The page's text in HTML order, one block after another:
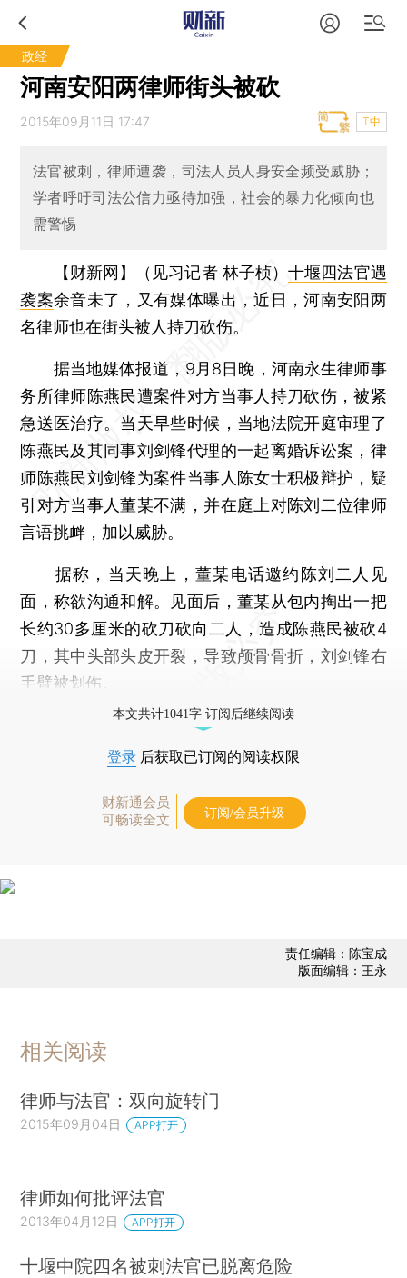
政经
河南安阳两律师街头被砍
2015年09月11日 17:47 T中
法官被刺，律师遭袭，司法人员人身安全频受威胁；
学者呼吁司法公信力亟待加强，社会的暴力化倾向也
需警惕
【财新网】（见习记者 林子桢）十堰四法官遇
袭案余音未了，又有媒体曝出，近日，河南安阳两
名律师也在街头被人持刀砍伤。
据当地媒体报道，9月8日晚，河南永生律师事
务所律师陈燕民遭案件对方当事人持刀砍伤，被紧
急送医治疗。当天早些时候，当地法院开庭审理了
陈燕民及其同事刘剑锋代理的一起离婚诉讼案，律
师陈燕民刘剑锋为案件当事人陈女士积极辩护，疑
引对方当事人董某不满，并在庭上对陈刘二位律师
言语挑衅，加以威胁。
据称，当天晚上，董某电话邀约陈刘二人见
面，称欲沟通和解。见面后，董某从包内掏出一把
长约30多厘米的砍刀砍向二人，造成陈燕民被砍4
刀，其中头部头皮开裂，导致颅骨骨折，刘剑锋右
手臂被划伤。
本文共计1041字 订阅后继续阅读
登录 后获取已订阅的阅读权限
财新通会员
可畅读全文
订阅/会员升级
责任编辑：陈宝成
版面编辑：王永
相关阅读
律师与法官：双向旋转门
2015年09月04日 APP打开
律师如何批评法官
2013年04月12日 APP打开
十堰中院四名被刺法官已脱离危险